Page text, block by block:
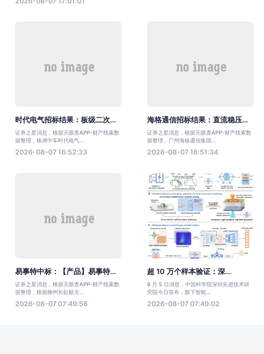
时代电气招标结果：板级二次...
证券之星消息，根据天眼查APP-财产线索数
据整理，株洲中车时代电气...
2026-08-07 16:52:33
海格通信招标结果：直流稳压...
证券之星消息，根据天眼查APP-财产线索数
据整理，广州海格通信集团...
2026-08-07 16:51:34
易事特中标：【产品】易事特...
证券之星消息，根据天眼查APP-财产线索数
据整理，根据柳州长虹航天...
2026-08-07 07:49:56
超 10 万个样本验证：深...
8 月 5 日消息，中国科学院深圳先进技术研
究院今日宣布，旗下智能...
2026-08-07 07:49:02